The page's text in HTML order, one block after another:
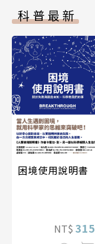
科普最新
困境使用說明書
NT$ 315